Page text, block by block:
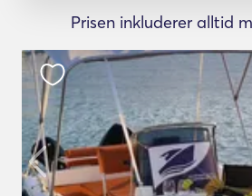
Prisen inkluderer alltid